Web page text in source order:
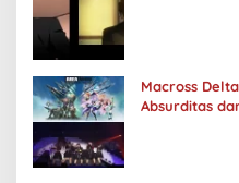
Macross
Absurditas